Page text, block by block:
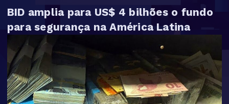
BID amplia para US$ 4 bilhões o fundo
para segurança na América Latina